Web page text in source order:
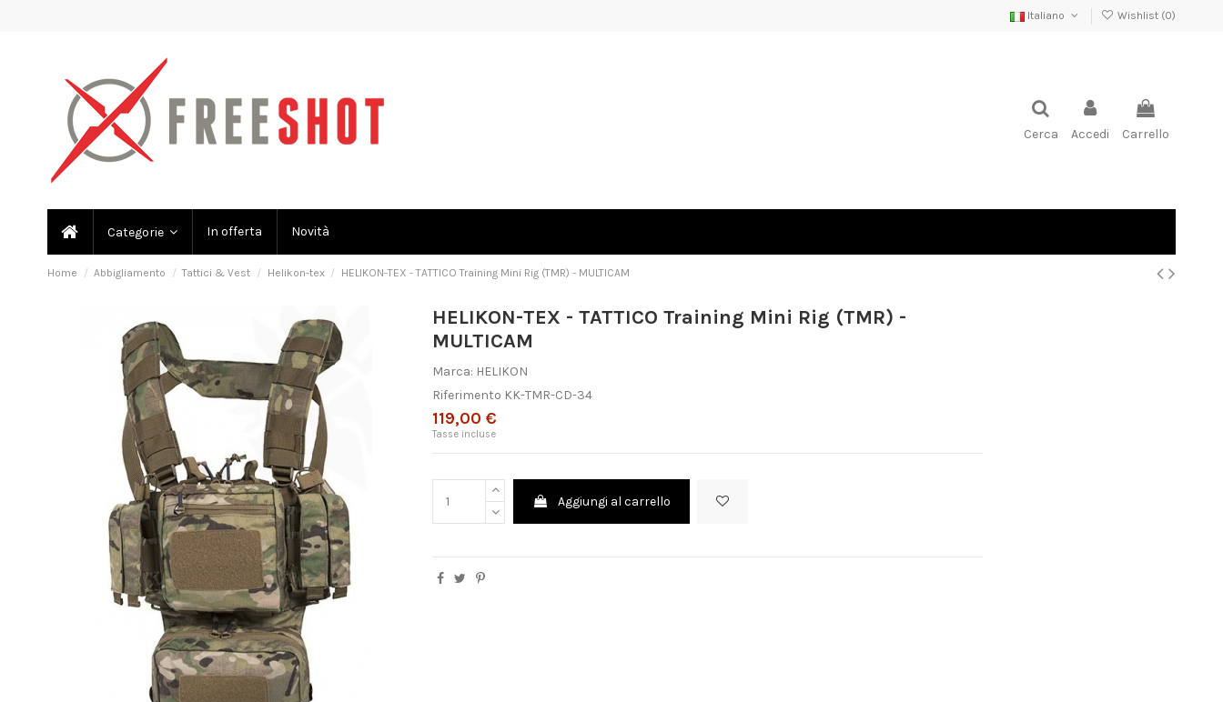
Italiano Wishlist (0)
Cerca Accedi Carrello
Categorie In offerta Novità
Home Abbigliamento Tattici & Vest Helikon-tex HELIKON-TEX - TATTICO Training Mini Rig (TMR) - MULTICAM
HELIKON-TEX - TATTICO Training Mini Rig (TMR) -
MULTICAM
Marca: HELIKON
Riferimento KK-TMR-CD-34
119,00 €
Tasse incluse
Aggiungi al carrello